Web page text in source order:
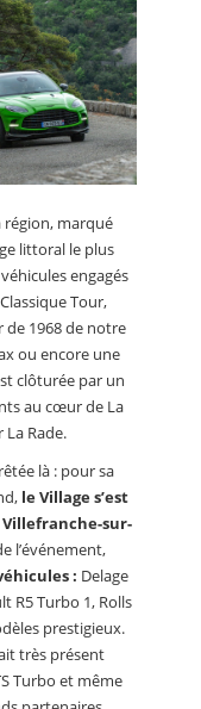
région, marqué
littoral le plus
engagés
Tour,
de 1968 de notre
ou encore une
clôturée par un
au cœur de La
Rade.
là : pour sa
le Village s’est
sur-
l’événement,
: Delage
R5 Turbo 1, Rolls
prestigieux.
très présent
Turbo et même